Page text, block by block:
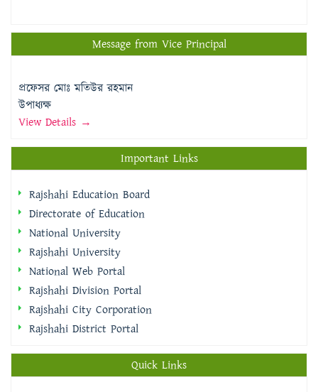
Message from Vice Principal
প্রফেসর মোঃ মতিউর রহমান
উপাধ্যক্ষ
View Details →
Important Links
Rajshahi Education Board
Directorate of Education
National University
Rajshahi University
National Web Portal
Rajshahi Division Portal
Rajshahi City Corporation
Rajshahi District Portal
Quick Links